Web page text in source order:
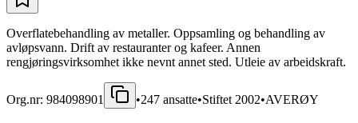
Overflatebehandling av metaller. Oppsamling og behandling av
avløpsvann. Drift av restauranter og kafeer. Annen
rengjøringsvirksomhet ikke nevnt annet sted. Utleie av arbeidskraft.
Org.nr: 984098901 •247 ansatte•Stiftet 2002•AVERØY